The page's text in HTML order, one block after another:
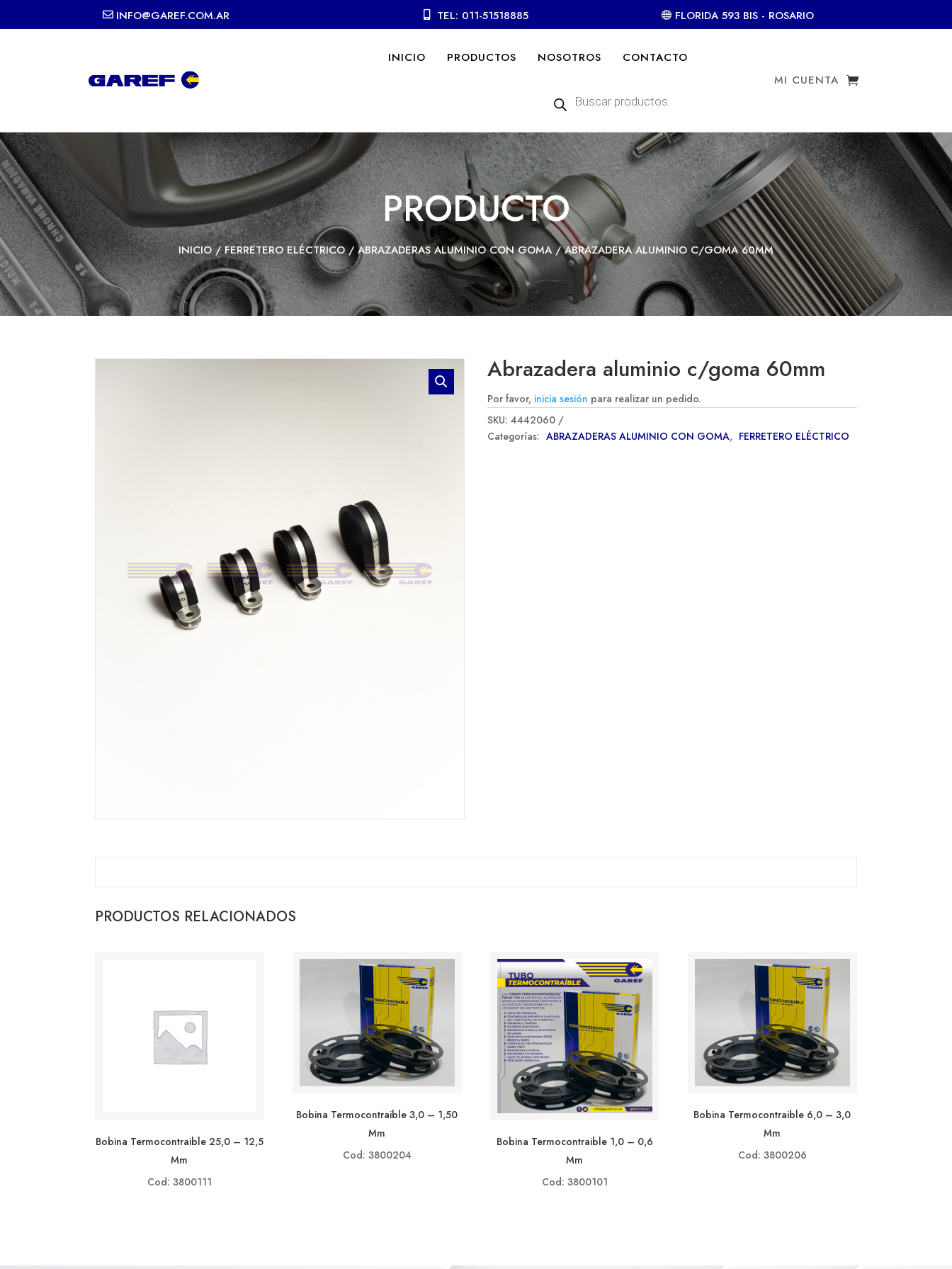
INFO@GAREF.COM.AR TEL: 011-51518885 FLORIDA 593 BIS - ROSARIO
INICIO PRODUCTOS NOSOTROS CONTACTO
productos
MI CUENTA
PRODUCTO
INICIO/FERRETERO ELÉCTRICO/ ABRAZADERAS ALUMINIO CON GOMA/ ABRAZADERA ALUMINIO C/GOMA 60MM
Abrazadera aluminio c/goma 60mm
Por favor, inicia sesión para realizar un pedido.
SKU:4442060
Categorías: ABRAZADERAS ALUMINIO CON GOMA, FERRETERO ELÉCTRICO
PRODUCTOS RELACIONADOS
Bobina Termocontraible 25,0 – 12,5
Mm
Cod: 3800111
Bobina Termocontraible 3,0 – 1,50
Mm
Cod: 3800204
Bobina Termocontraible 1,0 – 0,6
Mm
Cod: 3800101
Bobina Termocontraible 6,0 – 3,0
Mm
Cod: 3800206